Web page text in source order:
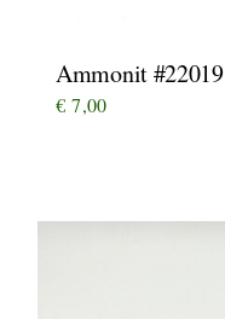
Ammonit #22019
€ 7,00